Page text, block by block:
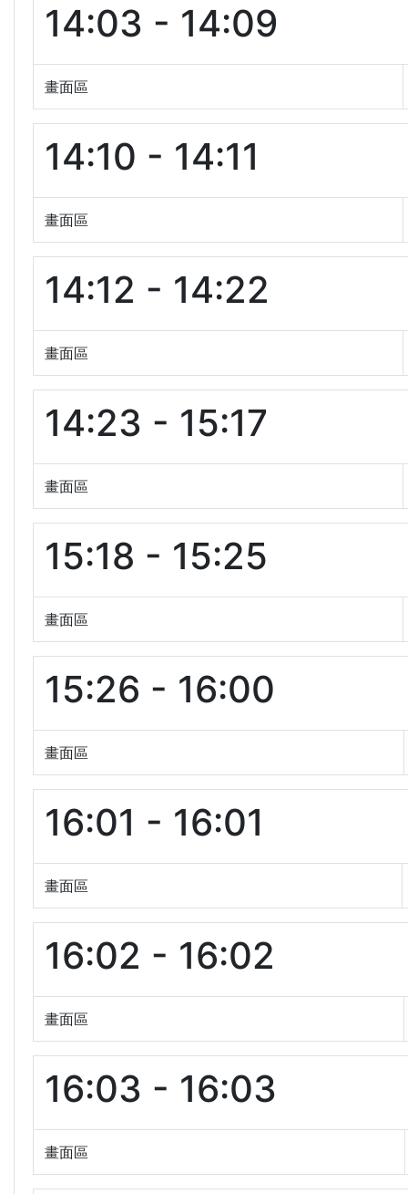
14:03 - 14:09
畫面區
14:10 - 14:11
畫面區
14:12 - 14:22
畫面區
14:23 - 15:17
畫面區
15:18 - 15:25
畫面區
15:26 - 16:00
畫面區
16:01 - 16:01
畫面區
16:02 - 16:02
畫面區
16:03 - 16:03
畫面區